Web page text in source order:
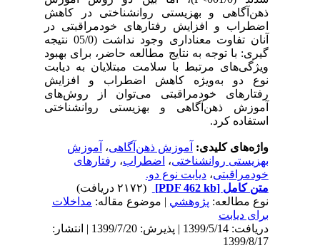
ذهن‌آگاهی و بهزیستی روانشناختی در کاهش
اضطراب و افزایش رفتارهای خودمراقبتی در
آنان تفاوت معناداری وجود نداشت (05/0
نتیجه
گیری: با توجه به نتایج مطالعه حاضر، برای بهبود
ویژگی‌های مرتبط با سلامت مبتلایان به دیابت
نوع دو به‌ویژه کاهش اضطراب و افزایش
رفتارهای خودمراقبتی می‌توان از روش‌های
آموزش ذهن‌آگاهی و بهزیستی روانشناختی
استفاده کرد.
واژه‌های کلیدی:آموزش ذهن‌آگاهی،آموزش
بهزیستی روانشناختی،اضطراب،رفتارهای
خودمراقبتی،دیابت نوع دو.
متن کامل[PDF 462 kb]
نوع مطالعه:پژوهشي| موضوع مقاله:مداخلات
برای دیابت
دریافت: 1399/5/14 | پذیرش: 1399/7/20 | انتشار:
1399/8/17